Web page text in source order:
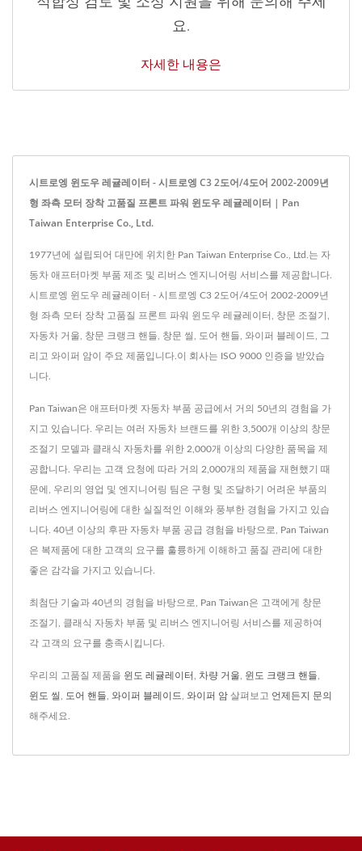
요.
자세한 내용은
시트로엥 윈도우 레귤레이터 - 시트로엥 C3 2도어/4도어 2002-2009년
형 좌측 모터 장착 고품질 프론트 파워 윈도우 레귤레이터 | Pan
Taiwan Enterprise Co., Ltd.
1977년에 설립되어 대만에 위치한 Pan Taiwan Enterprise Co., Ltd.는 자
동차 애프터마켓 부품 제조 및 리버스 엔지니어링 서비스를 제공합니다.
시트로엥 윈도우 레귤레이터 - 시트로엥 C3 2도어/4도어 2002-2009년
형 좌측 모터 장착 고품질 프론트 파워 윈도우 레귤레이터, 창문 조절기,
자동차 거울, 창문 크랭크 핸들, 창문 씰, 도어 핸들, 와이퍼 블레이드, 그
리고 와이퍼 암이 주요 제품입니다.이 회사는 ISO 9000 인증을 받았습
니다.
Pan Taiwan은 애프터마켓 자동차 부품 공급에서 거의 50년의 경험을 가
지고 있습니다. 우리는 여러 자동차 브랜드를 위한 3,500개 이상의 창문
조절기 모델과 클래식 자동차를 위한 2,000개 이상의 다양한 품목을 제
공합니다. 우리는 고객 요청에 따라 거의 2,000개의 제품을 재현했기 때
문에, 우리의 영업 및 엔지니어링 팀은 구형 및 조달하기 어려운 부품의
리버스 엔지니어링에 대한 실질적인 이해와 풍부한 경험을 가지고 있습
니다. 40년 이상의 후판 자동차 부품 공급 경험을 바탕으로, Pan Taiwan
은 복제품에 대한 고객의 요구를 훌륭하게 이해하고 품질 관리에 대한
좋은 감각을 가지고 있습니다.
최첨단 기술과 40년의 경험을 바탕으로, Pan Taiwan은 고객에게 창문
조절기, 클래식 자동차 부품 및 리버스 엔지니어링 서비스를 제공하여
각 고객의 요구를 충족시킵니다.
우리의 고품질 제품을 윈도 레귤레이터 차량 거울 윈도 크랭크 핸들
윈도 씰 도어 핸들 와이퍼 블레이드 와이퍼 암 살펴보고 언제든지 문의
해주세요.